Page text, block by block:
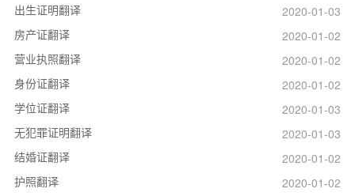
出生证明翻译
2020-01-03
房产证翻译
2020-01-02
营业执照翻译
2020-01-02
身份证翻译
2020-01-02
学位证翻译
2020-01-03
无犯罪证明翻译
2020-01-03
结婚证翻译
2020-01-02
护照翻译
2020-01-02